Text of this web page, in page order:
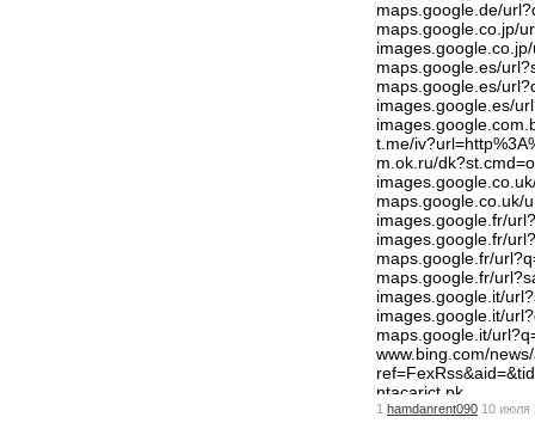
maps.google.de/
maps.google.co.jp/
maps.google.es/
maps.google.es/
images.google.es/
t.me/
m.ok.ru/
maps.google.co.uk/
images.google.fr/
images.google.fr/
maps.google.fr/
maps.google.fr/
images.google.it/
images.google.it/
maps.google.it/
www.bing.com/
ntacarict.pk
1 hamdanrent090 10 июля